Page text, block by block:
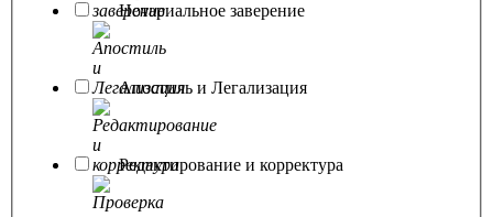
Нотариальное заверение
Апостиль и Легализация
Редактирование и корректура